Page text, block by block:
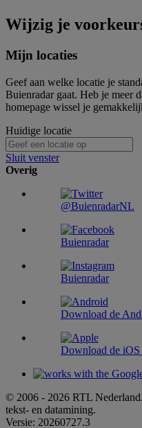
Wijzig je
Mijn locaties
Geef aan welke locatie je
Buienradar gaat. Heb je meer
homepage wissel je
Huidige locatie
Sluit venster
Overig
@BuienradarNL
Buienradar
Buienradar
Download de
Download de iOS
© 2006 - 2026 RTL
tekst- en datamining.
Versie: 20260727.3